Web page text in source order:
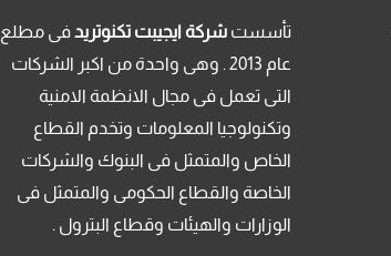
تأسست شركة ايجيبت تكنوتريدفى مطلع
عام 2013 . وهى واحدة من اكبر الشركات
التى تعمل فى مجال الانظمة الامنية
وتكنولوجيا المعلومات وتخدم القطاع
الخاص والمتمثل فى البنوك والشركات
الخاصة والقطاع الحكومى والمتمثل فى
الوزارات والهيئات وقطاع البترول .